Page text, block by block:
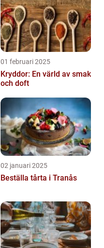
01 februari 2025
Kryddor: En värld av smak
och doft
02 januari 2025
Beställa tårta i Tranås